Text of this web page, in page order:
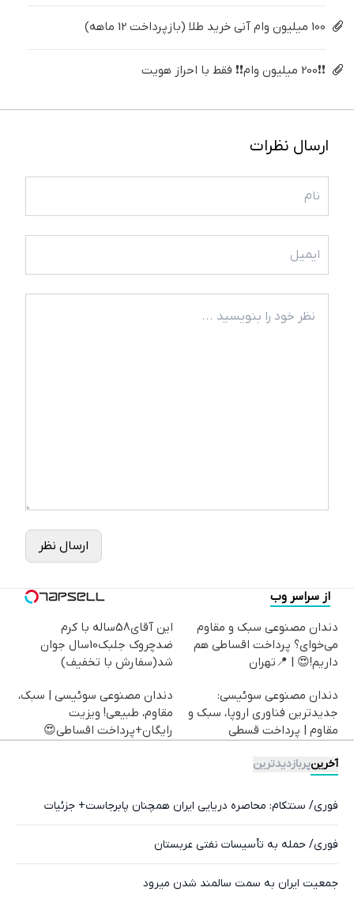
100 میلیون وام آنی خرید طلا (بازپرداخت 12 ماهه)
❗❗200 میلیون وام❗❗ فقط با احراز هویت
ارسال نظرات
ارسال نظر
از سراسر وب
دندان مصنوعی سبک و مقاوم
می‌خوای؟ پرداخت اقساطی هم
داریم!😍 | 📍تهران
این آقای58ساله با کرم
ضدچروک جلبک10سال جوان
شد(سفارش با تخفیف)
دندان مصنوعی سوئیسی:
جدیدترین فناوری اروپا، سبک و
مقاوم | پرداخت قسطی
دندان مصنوعی سوئیسی | سبک،
مقاوم، طبیعی! ویزیت
رایگان+پرداخت اقساطی😍
آخرینپربازدیدترین
فوری/ سنتکام: محاصره دریایی ایران همچنان پابرجاست+ جزئیات
فوری/ حمله به تأسیسات نفتی عربستان
جمعیت ایران به سمت سالمند شدن میرود